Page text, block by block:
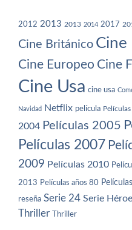
2012 2013 2013 2014 2017
Cine Británico Cine
Cine Europeo Cine
Cine Usa cine usa
Navidad Netflix película
2004 Películas 2005
Películas 2007
2009 Películas 2010
2013 Películas años 80
reseña Serie 24 Serie
Thriller Thriller